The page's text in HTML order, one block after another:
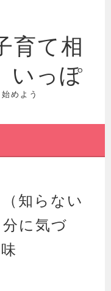
めよう
知らない
に気づ